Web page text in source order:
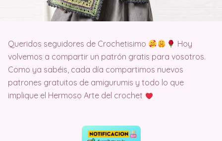
Queridos seguidores de Crochetisimo
Hoy
volvemos a compartir un patrón gratis para vosotros.
Como ya sabéis, cada día compartimos nuevos
patrones gratuitos de amigurumis y todo lo que
implique el Hermoso Arte del crochet